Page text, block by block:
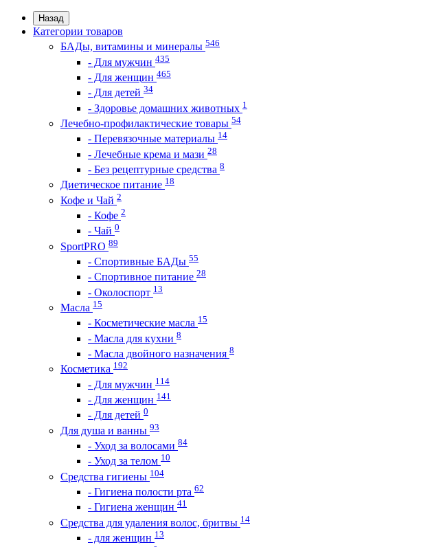
Назад
Категории товаров
БАДы, витамины и минералы 546
- Для мужчин 435
- Для женщин 465
- Для детей 34
- Здоровье домашних животных 1
Лечебно-профилактические товары 54
- Перевязочные материалы 14
- Лечебные крема и мази 28
- Без рецептурные средства 8
Диетическое питание 18
Кофе и Чай 2
- Кофе 2
- Чай 0
SportPRO 89
- Спортивные БАДы 55
- Спортивное питание 28
- Околоспорт 13
Масла 15
- Косметические масла 15
- Масла для кухни 8
- Масла двойного назначения 8
Косметика 192
- Для мужчин 114
- Для женщин 141
- Для детей 0
Для душа и ванны 93
- Уход за волосами 84
- Уход за телом 10
Средства гигиены 104
- Гигиена полости рта 62
- Гигиена женщин 41
Средства для удаления волос, бритвы 14
- для женщин 13